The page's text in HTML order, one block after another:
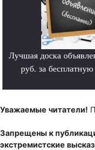
Лучшая доска
руб. за
Уважаемые читатели!
Запрещены к
экстремистские